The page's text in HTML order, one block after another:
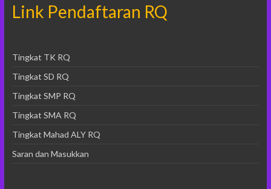
Link Pendaftaran RQ
Tingkat TK RQ
Tingkat SD RQ
Tingkat SMP RQ
Tingkat SMA RQ
Tingkat Mahad ALY RQ
Saran dan Masukkan